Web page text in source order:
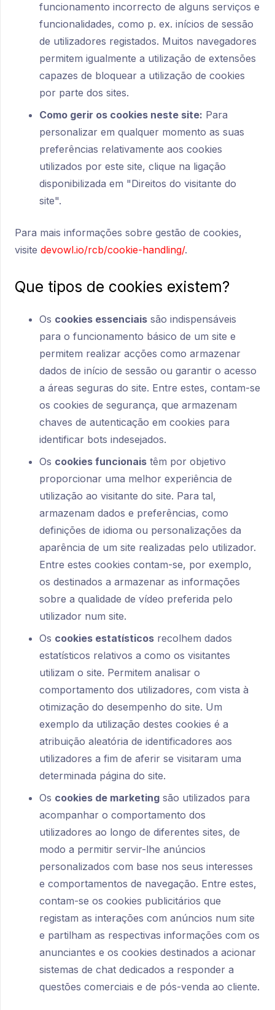
funcionamento incorrecto de alguns serviços e
funcionalidades, como p. ex. inícios de sessão
de utilizadores registados. Muitos navegadores
permitem igualmente a utilização de extensões
capazes de bloquear a utilização de cookies
por parte dos sites.
Como gerir os cookies neste site: Para
personalizar em qualquer momento as suas
preferências relativamente aos cookies
utilizados por este site, clique na ligação
disponibilizada em "Direitos do visitante do
site".
Para mais informações sobre gestão de cookies,
visite devowl.io/rcb/cookie-handling/.
Que tipos de cookies existem?
Os cookies essenciais são indispensáveis
para o funcionamento básico de um site e
permitem realizar acções como armazenar
dados de início de sessão ou garantir o acesso
a áreas seguras do site. Entre estes, contam-se
os cookies de segurança, que armazenam
chaves de autenticação em cookies para
identificar bots indesejados.
Os cookies funcionais têm por objetivo
proporcionar uma melhor experiência de
utilização ao visitante do site. Para tal,
armazenam dados e preferências, como
definições de idioma ou personalizações da
aparência de um site realizadas pelo utilizador.
Entre estes cookies contam-se, por exemplo,
os destinados a armazenar as informações
sobre a qualidade de vídeo preferida pelo
utilizador num site.
Os cookies estatísticos recolhem dados
estatísticos relativos a como os visitantes
utilizam o site. Permitem analisar o
comportamento dos utilizadores, com vista à
otimização do desempenho do site. Um
exemplo da utilização destes cookies é a
atribuição aleatória de identificadores aos
utilizadores a fim de aferir se visitaram uma
determinada página do site.
Os cookies de marketing são utilizados para
acompanhar o comportamento dos
utilizadores ao longo de diferentes sites, de
modo a permitir servir-lhe anúncios
personalizados com base nos seus interesses
e comportamentos de navegação. Entre estes,
contam-se os cookies publicitários que
registam as interações com anúncios num site
e partilham as respectivas informações com os
anunciantes e os cookies destinados a acionar
sistemas de chat dedicados a responder a
questões comerciais e de pós-venda ao cliente.